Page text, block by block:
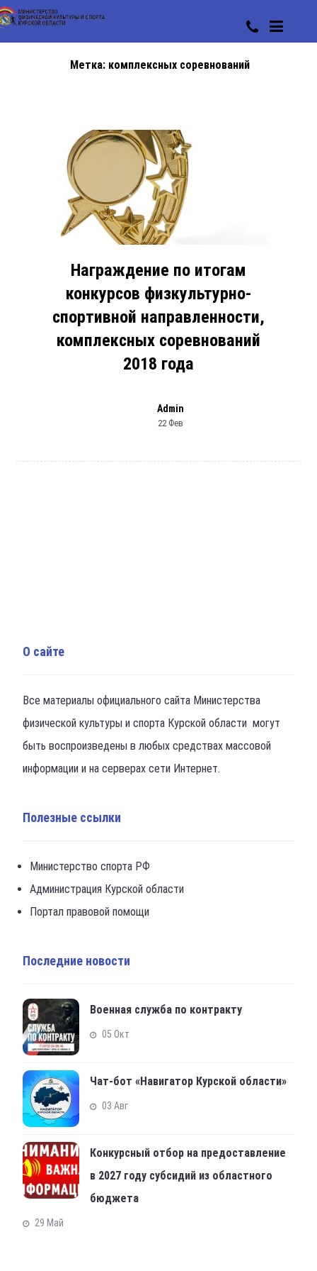
Метка: комплексных соревнований
Награждение по итогам
конкурсов физкультурно-
спортивной направленности,
комплексных соревнований
2018 года
Admin
22 Фев
О сайте
Все материалы официального сайта Министерства
физической культуры и спорта Курской области могут
быть воспроизведены в любых средствах массовой
информации и на серверах сети Интернет.
Полезные ссылки
Министерство спорта РФ
Администрация Курской области
Портал правовой помощи
Последние новости
Военная служба по контракту
05 Окт
Чат-бот «Навигатор Курской области»
03 Авг
Конкурсный отбор на предоставление
в 2027 году субсидий из областного
бюджета
29 Май